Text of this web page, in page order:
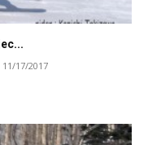
11/17/2017